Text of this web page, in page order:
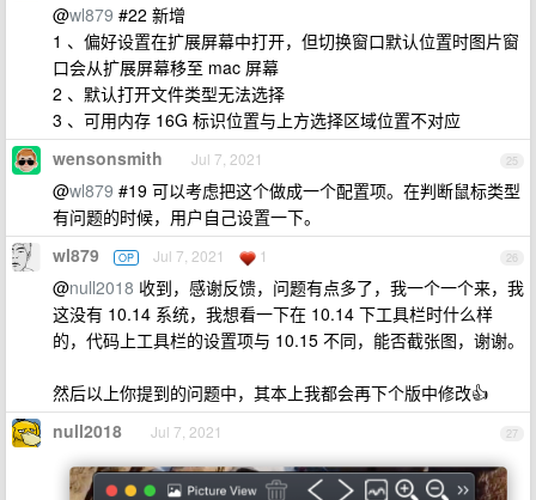
@wl879 #22 新增
1 、偏好设置在扩展屏幕中打开，但切换窗口默认位置时图片窗
口会从扩展屏幕移至 mac 屏幕
2 、默认打开文件类型无法选择
3 、可用内存 16G 标识位置与上方选择区域位置不对应
25
wensonsmith Jul 7, 2021
@wl879 #19 可以考虑把这个做成一个配置项。在判断鼠标类型
有问题的时候，用户自己设置一下。
26
wl879 OP Jul 7, 2021 1
@null2018 收到，感谢反馈，问题有点多了，我一个一个来，我
这没有 10.14 系统，我想看一下在 10.14 下工具栏时什么样
的，代码上工具栏的设置项与 10.15 不同，能否截张图，谢谢。
然后以上你提到的问题中，其本上我都会再下个版中修改👍
27
null2018 Jul 7, 2021